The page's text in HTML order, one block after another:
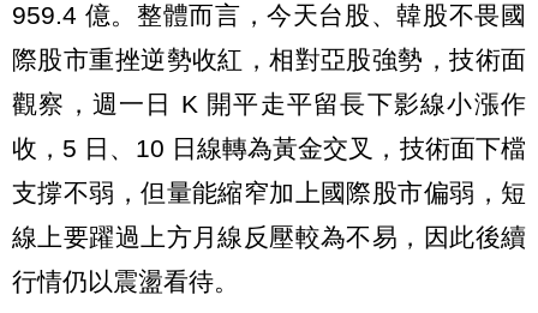
959.4 億。整體而言，今天台股、韓股不畏國
際股市重挫逆勢收紅，相對亞股強勢，技術面
觀察，週一日 K 開平走平留長下影線小漲作
收，5 日、10 日線轉為黃金交叉，技術面下檔
支撐不弱，但量能縮窄加上國際股市偏弱，短
線上要躍過上方月線反壓較為不易，因此後續
行情仍以震盪看待。